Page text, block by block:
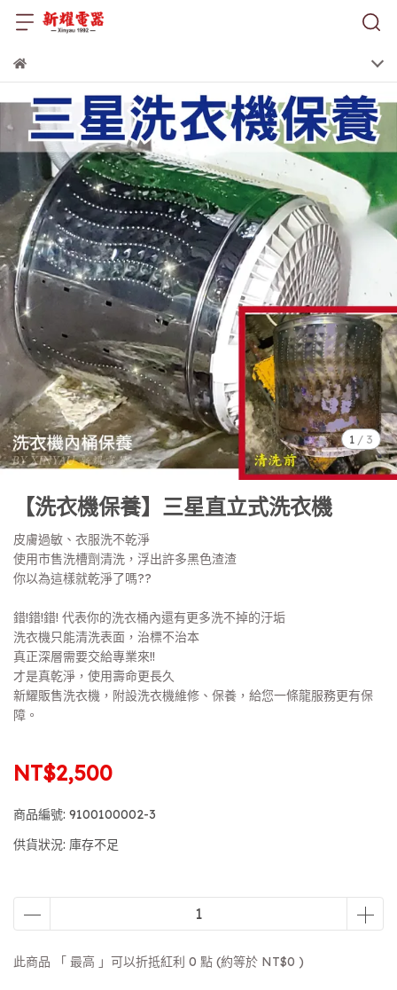
1 / 3
【洗衣機保養】三星直立式洗衣機
皮膚過敏、衣服洗不乾淨
使用市售洗槽劑清洗，浮出許多黑色渣渣
你以為這樣就乾淨了嗎??
錯!錯!錯! 代表你的洗衣桶內還有更多洗不掉的汙垢
洗衣機只能清洗表面，治標不治本
真正深層需要交給專業來!!
才是真乾淨，使用壽命更長久
新耀販售洗衣機，附設洗衣機維修、保養，給您一條龍服務更有保
障。
NT$2,500
商品編號: 9100100002-3
供貨狀況: 庫存不足
此商品 「 最高 」可以折抵紅利 0 點 (約等於 NT$0 )